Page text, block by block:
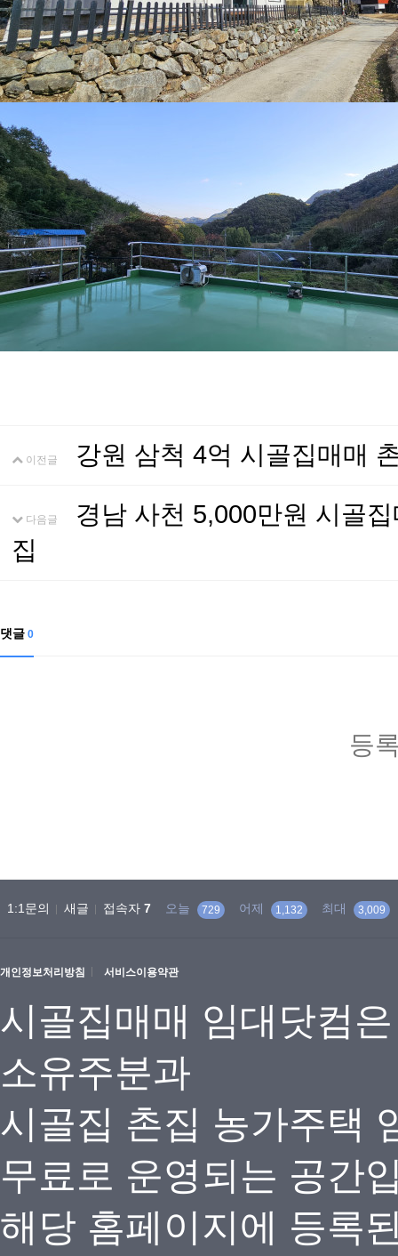
이전글 강원 삼척 4억 시골집매매
다음글
경남 사천 5,000만원 시골
집
댓글 0
등
1:1문의 새글 접속자 7 오늘 729 어제 1,132 최대 3,009
개인정보처리방침 서비스이용약관
시골집매매 임대닷컴
소유주분과
시골집 촌집 농가주택
무료로 운영되는 공간
해당 홈페이지에 등록